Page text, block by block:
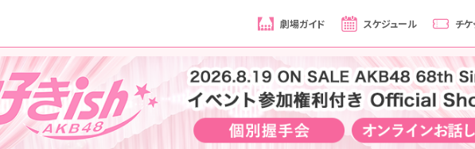
劇場ガイド スケジュール チケ